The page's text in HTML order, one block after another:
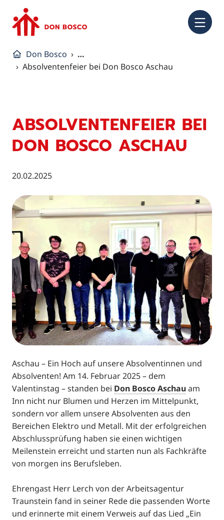
Don Bosco
…
Absolventenfeier bei Don Bosco Aschau
ABSOLVENTENFEIER BEI
DON BOSCO ASCHAU
20.02.2025
Aschau – Ein Hoch auf unsere Absolventinnen und
Absolventen! Am 14. Februar 2025 – dem
Valentinstag – standen bei Don Bosco Aschauam
Inn nicht nur Blumen und Herzen im Mittelpunkt,
sondern vor allem unsere Absolventen aus den
Bereichen Elektro und Metall. Mit der erfolgreichen
Abschlussprüfung haben sie einen wichtigen
Meilenstein erreicht und starten nun als Fachkräfte
von morgen ins Berufsleben.
Ehrengast Herr Lerch von der Arbeitsagentur
Traunstein fand in seiner Rede die passenden Worte
und erinnerte mit einem Verweis auf das Lied „Ein